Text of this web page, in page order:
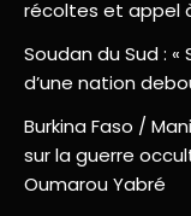
récoltes et appel
Soudan du Sud : «
d’une nation
Burkina Faso /
sur la guerre
Oumarou Yabré